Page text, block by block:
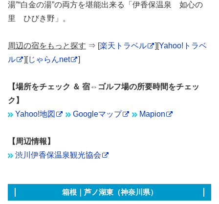
湯”“白金の湯”の両方を堪能出来る「伊香保温泉 如心の
里 ひびき野」。
周辺の宿をもっと探す ⇒ [楽天トラベル ][Yahoo!トラベ
ル
][じゃらんnet ]
【場所をチェック ＆ 宿⇔ゴルフ場の所要時間をチェッ
ク】
Yahoo!地図
Googleマップ Mapion
【周辺情報】
渋川伊香保温泉観光協会
箱根｜芦ノ湖東（神奈川県）